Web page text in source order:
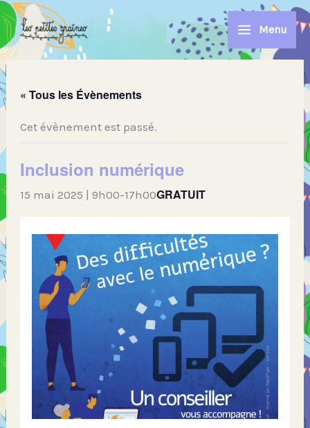
Aller
au
contenu
Menu
« Tous les Évènements
Cet évènement est passé.
Inclusion numérique
15 mai 2025 | 9h00-17h00GRATUIT